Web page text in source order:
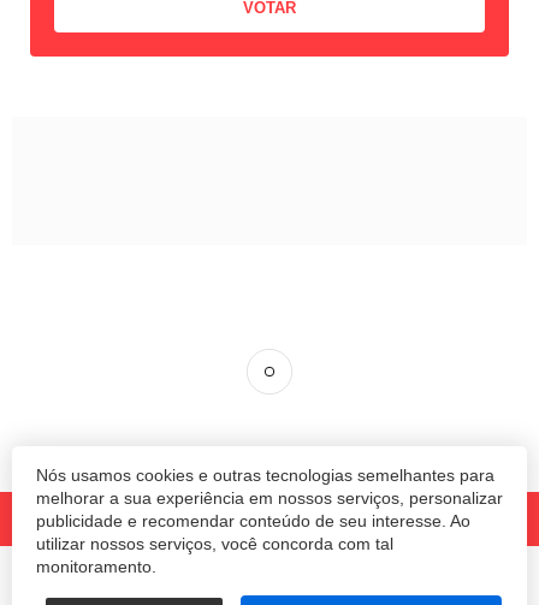
Nós usamos cookies e outras tecnologias semelhantes para
melhorar a sua experiência em nossos serviços, personalizar
publicidade e recomendar conteúdo de seu interesse. Ao
utilizar nossos serviços, você concorda com tal
monitoramento.